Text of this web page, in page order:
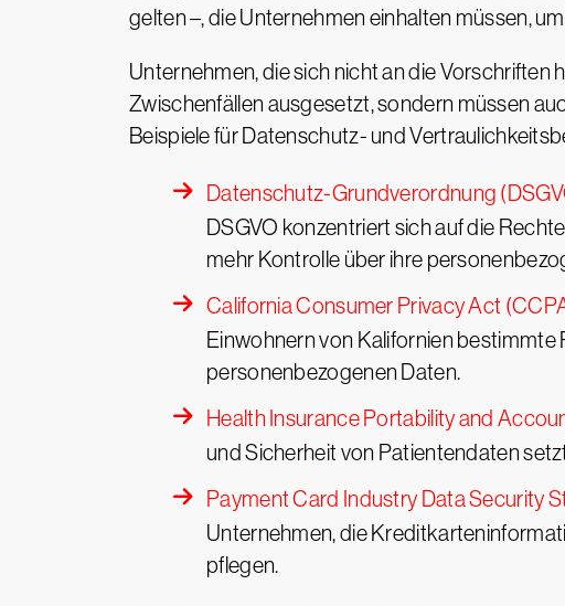
gelten –, die Unternehmen einhalten müssen,
Unternehmen, die sich nicht an die
Zwischenfällen ausgesetzt, sondern müssen
Beispiele für Datenschutz- und
Datenschutz-Grundverordnung
DSGVO konzentriert sich auf die
mehr Kontrolle über ihre
California Consumer Privacy Act
Einwohnern von Kalifornien bestimmte
personenbezogenen Daten.
Health Insurance Portability and
und Sicherheit von Patientendaten
Payment Card Industry Data Security
Unternehmen, die
pflegen.